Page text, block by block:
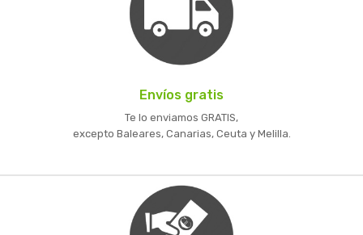
Envíos gratis
Te lo enviamos GRATIS,
excepto Baleares, Canarias, Ceuta y Melilla.